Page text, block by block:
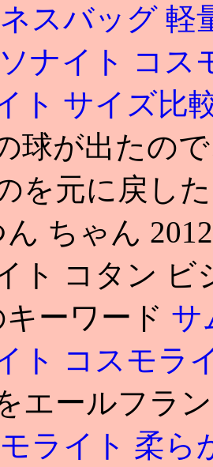
スバッグ 軽
ナイト コス
ト サイズ比
球が出たの
を元に戻し
ちゃん
ト コタン ビ
ーワード サ
ト コスモラ
エールフラ
ライト 柔ら